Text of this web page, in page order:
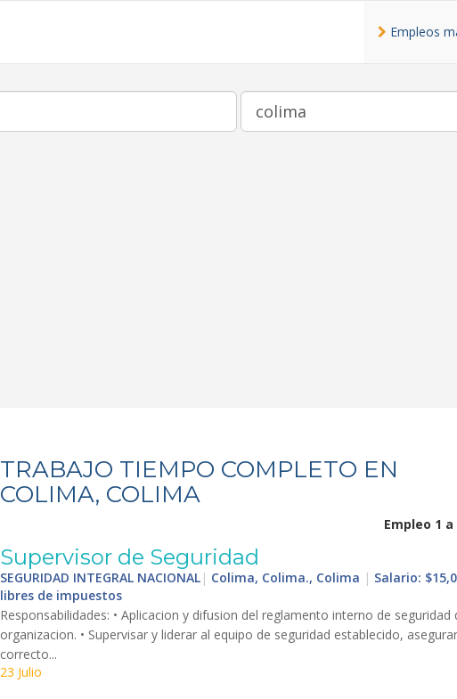
Empleos
Ubicación
TRABAJO TIEMPO COMPLETO EN
COLIMA, COLIMA
Empleo 1 a
Supervisor de Seguridad
SEGURIDAD INTEGRAL NACIONAL| Colima, Colima., Colima | Salario:
libres de impuestos
Responsabilidades: • Aplicacion y difusion del reglamento interno de seguridad
organizacion. • Supervisar y liderar al equipo de seguridad establecido,
correcto...
23 Julio